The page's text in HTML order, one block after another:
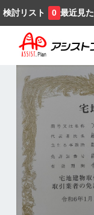
検討リスト 0 最近見